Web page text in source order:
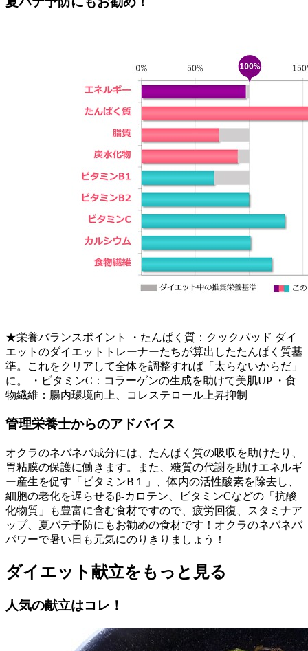
★栄養バランスポイント ・たんぱく質：クックパッド ダイ
エットのダイエットトレーナーたちが算出したたんぱく質基
準。これをクリアして全体を調整すれば「太らないからだ」
に。 ・ビタミンC：コラーゲンの生成を助けて美肌UP ・食
物繊維：腸内環境向上、コレステロール上昇抑制
管理栄養士からのアドバイス
オクラのネバネバ成分には、たんぱく質の吸収を助けたり、
胃粘膜の保護に働きます。また、糖質の代謝を助けエネルギ
ー産生を促す「ビタミンB１」、体内の活性酸素を除去し、
細胞の老化を遅らせるβ‐カロテン、ビタミンCなどの「抗酸
化物質」も豊富に含む食材ですので、疲労回復、スタミナア
ップ、夏バテ予防にもお勧めの食材です！オクラのネバネバ
パワーで暑い日も元気にのりきりましょう！
ダイエット献立をもっと見る
人気の献立はコレ！